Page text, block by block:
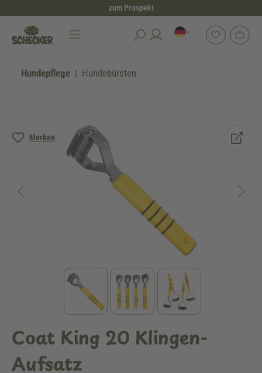
zum Prospekt
Hundepflege Hundebürsten
Merken
Bildergalerie überspringen
Coat King 20 Klingen-
Aufsatz